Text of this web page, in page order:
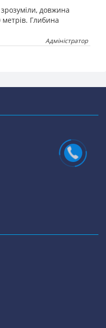
довжина
метрів. Глибина
Адміністратор